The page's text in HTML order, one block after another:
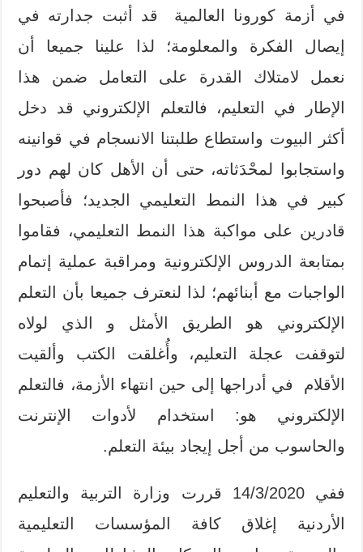
في أزمة كورونا العالمية قد أثبت جدارته في
إيصال الفكرة والمعلومة؛ لذا علينا جميعا أن
نعمل لامتلاك القدرة على التعامل ضمن هذا
الإطار في التعليم، فالتعلم الإلكتروني قد دخل
أكثر البيوت واستطاع طلبتنا الانسجام في قوانينه
واستجابوا لمحْدَثاته، حتى أن الأهل كان لهم دور
كبير في هذا النمط التعليمي الجديد؛ فأصبحوا
قادرين على مواكبة هذا النمط التعليمي، فقاموا
بمتابعة الدروس الإلكترونية ومراقبة عملية إتمام
الواجبات مع أبنائهم؛ لذا لنعترف جميعا بأن التعلم
الإلكتروني هو الطريق الأمثل و الذي لولاه
لتوقفت عجلة التعليم، وأُغلقت الكتب وألقيت
الأقلام في أدراجها إلى حين انتهاء الأزمة، فالتعلم
الإلكتروني هو: استخدام لأدوات الإنترنت
والحاسوب من أجل إيجاد بيئة التعلم.
ففي 14/3/2020 قررت وزارة التربية والتعليم
الأردنية إغلاق كافة المؤسسات التعليمية